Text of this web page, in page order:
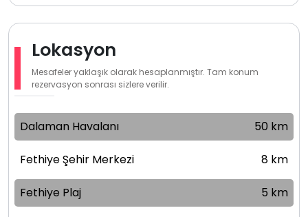
Lokasyon
Mesafeler yaklaşık olarak hesaplanmıştır. Tam konum
rezervasyon sonrası sizlere verilir.
Dalaman Havalanı 50 km
Fethiye Şehir Merkezi 8 km
Fethiye Plaj 5 km